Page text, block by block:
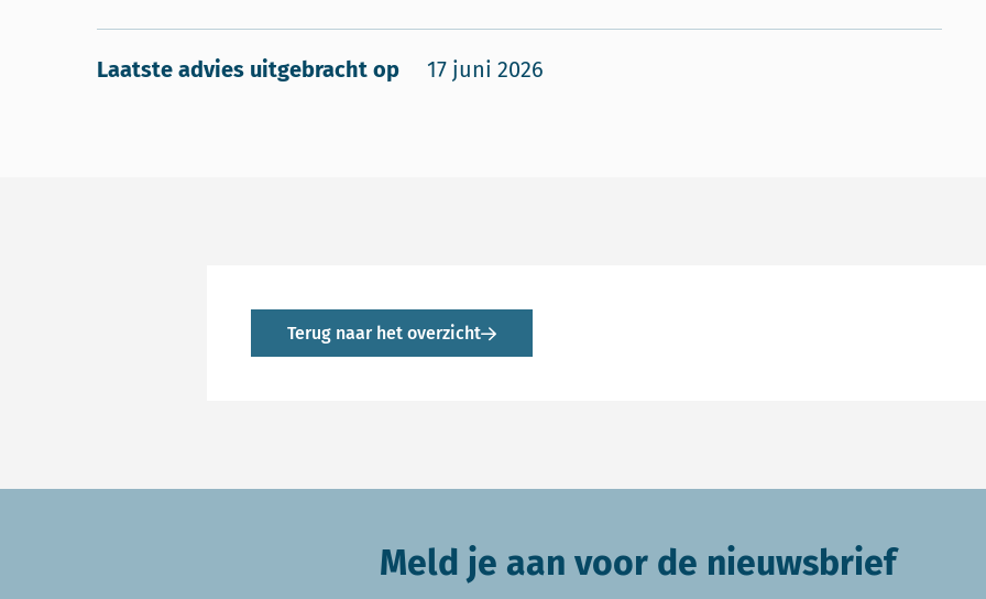
Laatste advies uitgebracht op 17 juni 2026
Terug naar het overzicht
Meld je aan voor de nieuwsbrief